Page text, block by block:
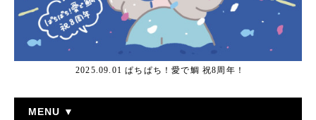
2025.09.01 ぱちぱち！愛で鯛 祝8周年！
MENU ▼